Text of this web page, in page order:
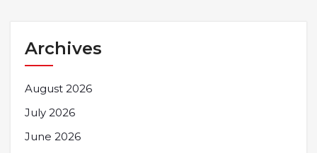
Archives
August 2026
July 2026
June 2026